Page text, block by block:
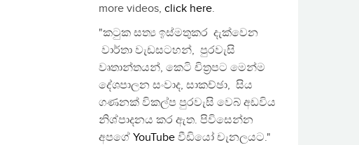
more videos, click here.
"කටුක සත්‍ය ඉස්මතුකර දැක්වෙන
වාර්තා වැඩසටහන්, පුරවැසි
වෘතාන්තයන්, කෙටි චිත්‍රපට මෙන්ම
දේශපාලන සංවාද, සාකච්ඡා, සිය
ගණනක් විකල්ප පුරවැසි වෙබ් අඩවිය
නිශ්පාදනය කර ඇත. පිවිසෙන්න
අපගේ YouTube වීඩියෝ චැනලයට."